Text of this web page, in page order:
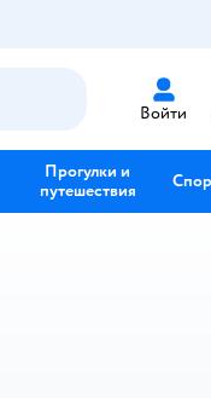
Войти
Прогулки и
путешествия